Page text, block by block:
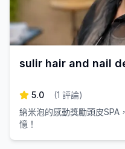
sulir hair and nail
5.0 (1 評論)
納米泡的感動獎勵頭皮SPA
憶！